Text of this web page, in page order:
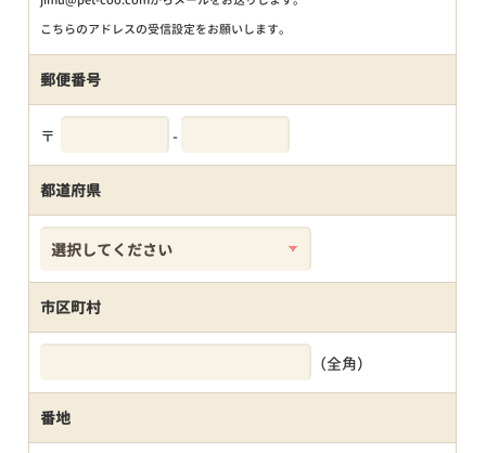
こちらのアドレスの受信設定をお願いします。
郵便番号
〒 -
都道府県
市区町村
（全角）
番地